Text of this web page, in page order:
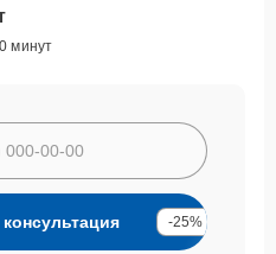
минут
-25%